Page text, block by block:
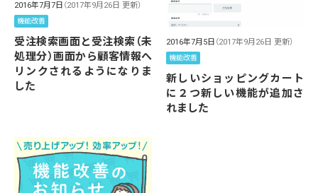
2016年7月7日 （2017年9月26日 更新）
機能改善
受注検索画面と受注検索（未
処理分）画面から顧客情報へ
リンクされるようになりま
した
2016年7月5日 （2017年9月26日 更新）
機能改善
新しいショッピングカート
に２つ新しい機能が追加さ
れました